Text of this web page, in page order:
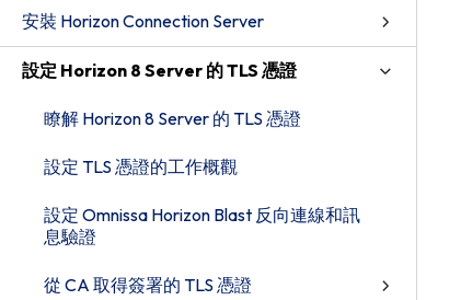
安裝 Horizon Connection Server
設定 Horizon 8 Server 的 TLS 憑證
瞭解 Horizon 8 Server 的 TLS 憑證
設定 TLS 憑證的工作概觀
設定 Omnissa Horizon Blast 反向連線和訊
息驗證
從 CA 取得簽署的 TLS 憑證